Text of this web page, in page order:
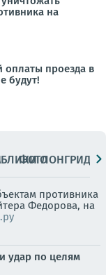
на
оплаты проезда в
будут!
ФОТОЛОНГРИДЫ
противника
Федорова, на
удар по целям